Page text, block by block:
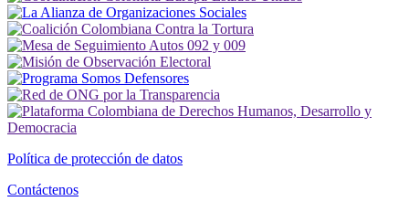
Política de protección de datos
Contáctenos